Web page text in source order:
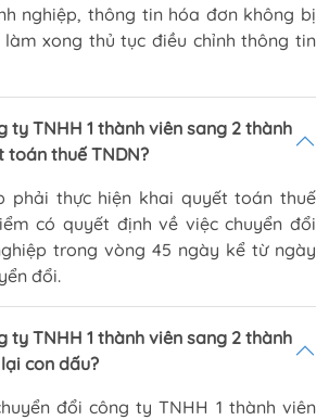
nghiệp, thông tin hóa đơn không bị
xong thủ tục điều chỉnh thông tin
ty TNHH 1 thành viên sang 2 thành
toán thuế TNDN?
phải thực hiện khai quyết toán thuế
có quyết định về việc chuyển đổi
trong vòng 45 ngày kể từ ngày
đổi.
ty TNHH 1 thành viên sang 2 thành
con dấu?
đổi công ty TNHH 1 thành viên